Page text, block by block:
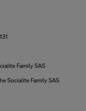
Family SAS
Socialite Family SAS